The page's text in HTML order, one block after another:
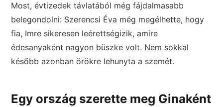
Most, évtizedek távlatából még fájdalmasabb
belegondolni: Szerencsi Éva még megélhette, hogy
fia, Imre sikeresen leérettségizik, amire
édesanyaként nagyon büszke volt. Nem sokkal
később azonban örökre lehunyta a szemét.
Egy ország szerette meg Ginaként